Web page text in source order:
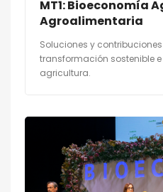
MT1: Bioeconomía
Agroalimentaria
Soluciones y
transformación sostenible
agricultura.